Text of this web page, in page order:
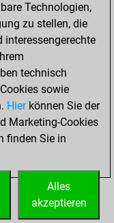
0
0
5
Technologien,
zu stellen, die
interessengerechte
technisch
sowie
Hierkönnen Sie der
Marketing-Cookies
finden Sie in
Alles
akzeptieren